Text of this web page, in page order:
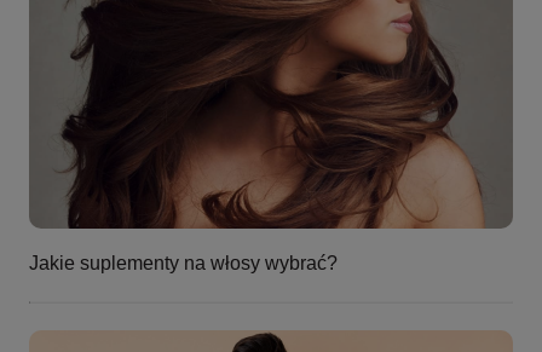
Jakie suplementy na włosy wybrać?